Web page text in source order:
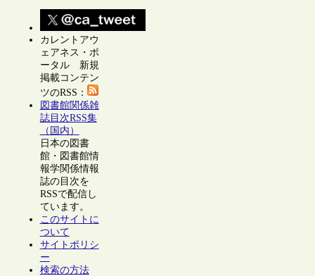
カレントアウ
ェアネス・ポ
ータル 新規
掲載コンテン
ツのRSS：
図書館関係雑
誌目次RSS集
（国内）
日本の図書
館・図書館情
報学関係情報
誌の目次を
RSSで配信し
ています。
このサイトに
ついて
サイトポリシ
ー
検索の方法